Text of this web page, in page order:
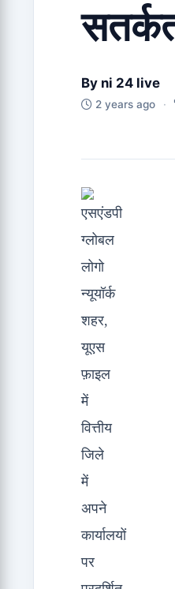
By ni 24 live
2 years ago ·